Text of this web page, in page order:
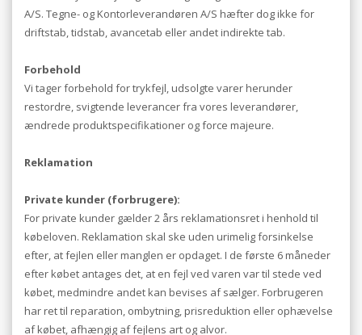
A/S. Tegne- og Kontorleverandøren A/S hæfter dog ikke for
driftstab, tidstab, avancetab eller andet indirekte tab.
Forbehold
Vi tager forbehold for trykfejl, udsolgte varer herunder
restordre, svigtende leverancer fra vores leverandører,
ændrede produktspecifikationer og force majeure.
Reklamation
Private kunder (forbrugere):
For private kunder gælder 2 års reklamationsret i henhold til
købeloven. Reklamation skal ske uden urimelig forsinkelse
efter, at fejlen eller manglen er opdaget. I de første 6 måneder
efter købet antages det, at en fejl ved varen var til stede ved
købet, medmindre andet kan bevises af sælger. Forbrugeren
har ret til reparation, ombytning, prisreduktion eller ophævelse
af købet, afhængig af fejlens art og alvor.